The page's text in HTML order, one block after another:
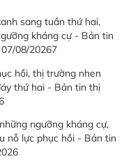
sang tuần thứ hai,
kháng cự - Bản tin
08/20267
hồi, thị trường nhen
thứ hai - Bản tin thị
ngưỡng kháng cự,
nỗ lực phục hồi - Bản tin